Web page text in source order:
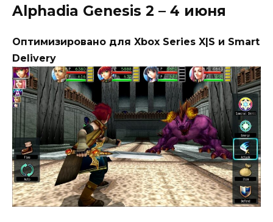
Alphadia Genesis 2 – 4 июня
Оптимизировано для Xbox Series X|S и Smart
Delivery